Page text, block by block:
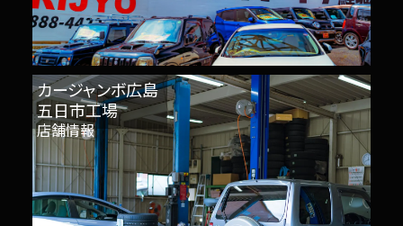
カージャンボ広島
五日市工場
店舗情報